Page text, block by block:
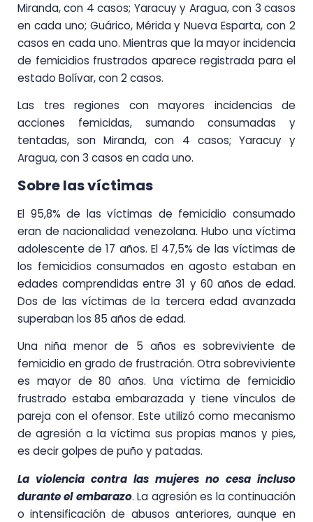
Miranda, con 4 casos; Yaracuy y Aragua, con 3 casos
en cada uno; Guárico, Mérida y Nueva Esparta, con 2
casos en cada uno. Mientras que la mayor incidencia
de femicidios frustrados aparece registrada para el
estado Bolívar, con 2 casos.
Las tres regiones con mayores incidencias de
acciones femicidas, sumando consumadas y
tentadas, son Miranda, con 4 casos; Yaracuy y
Aragua, con 3 casos en cada uno.
Sobre las víctimas
El 95,8% de las víctimas de femicidio consumado
eran de nacionalidad venezolana. Hubo una víctima
adolescente de 17 años. El 47,5% de las víctimas de
los femicidios consumados en agosto estaban en
edades comprendidas entre 31 y 60 años de edad.
Dos de las víctimas de la tercera edad avanzada
superaban los 85 años de edad.
Una niña menor de 5 años es sobreviviente de
femicidio en grado de frustración. Otra sobreviviente
es mayor de 80 años. Una víctima de femicidio
frustrado estaba embarazada y tiene vínculos de
pareja con el ofensor. Este utilizó como mecanismo
de agresión a la víctima sus propias manos y pies,
es decir golpes de puño y patadas.
La violencia contra las mujeres no cesa incluso
durante el embarazo. La agresión es la continuación
o intensificación de abusos anteriores, aunque en